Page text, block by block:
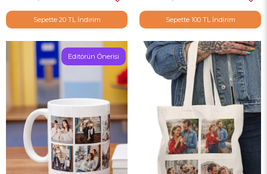
Sepette 20 TL İndirim Sepette 100 TL İndirim
Editörün Önerisi